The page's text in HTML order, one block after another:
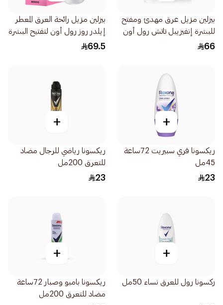
بيزلين مزيل عرق مهدئ ومفتح
للبشرة إنفيزيبل تاتش رول أون
50مل
66
بيزلين مزيل رائحة العرق المعطر
إيلدر روز رول أون لتفتيح البشرة
50مل
69.5
+
ريكسونا فري سبيريت 72ساعة
45مل
23
+
ريكسونا رياضي للرجال مضاد
للتعرق 200مل
23
+
ركسونا رول للعرق نساء 50مل
+
ريكسونا بامبو وصبار 72ساعة
مضاد للتعرق 200مل